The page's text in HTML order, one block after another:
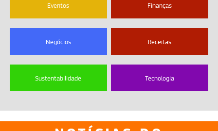
Eventos Finanças
Negócios Receitas
Sustentabilidade Tecnologia